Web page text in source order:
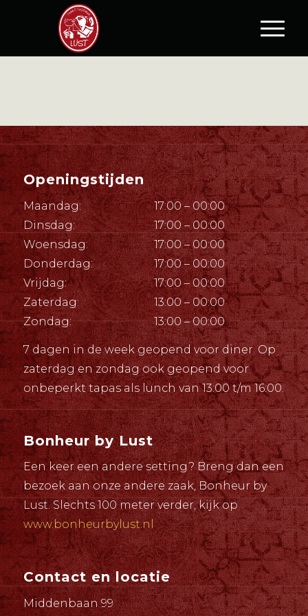
Openingstijden
Maandag:
17:00 – 00:00
Dinsdag:
17:00 – 00:00
Woensdag:
17:00 – 00:00
Donderdag:
17:00 – 00:00
Vrijdag:
17:00 – 00:00
Zaterdag:
13:00 – 00:00
Zondag:
13:00 – 00:00
7 dagen in de week geopend voor diner. Op
zaterdag en zondag ook geopend voor
onbeperkt tapas als lunch van 13:00 t/m 16:00.
Bonheur by Lust
Een keer een andere setting? Breng dan een
bezoek aan onze andere zaak, Bonheur by
Lust. Slechts 100 meter verder, kijk op
www.bonheurbylust.nl
Contact en locatie
Middenbaan 99